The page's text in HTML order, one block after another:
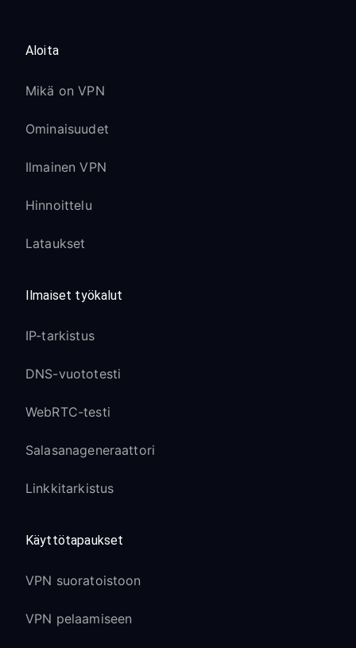
Aloita
Mikä on VPN
Ominaisuudet
Ilmainen VPN
Hinnoittelu
Lataukset
Ilmaiset työkalut
IP-tarkistus
DNS-vuototesti
WebRTC-testi
Salasanageneraattori
Linkkitarkistus
Käyttötapaukset
VPN suoratoistoon
VPN pelaamiseen